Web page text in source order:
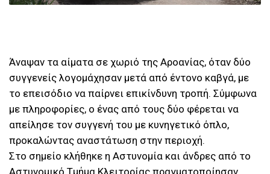
Άναψαν τα αίματα σε χωριό της Αροανίας, όταν δύο
συγγενείς λογομάχησαν μετά από έντονο καβγά, με
το επεισόδιο να παίρνει επικίνδυνη τροπή. Σύμφωνα
με πληροφορίες, ο ένας από τους δύο φέρεται να
απείλησε τον συγγενή του με κυνηγετικό όπλο,
προκαλώντας αναστάτωση στην περιοχή.
Στο σημείο κλήθηκε η Αστυνομία και άνδρες από το